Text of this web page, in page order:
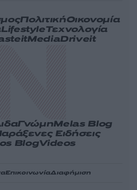
ΠολιτικήΟικονομία
LifestyleΤεχνολογία
MediaDriveit
ΓνώμηMelas Blog
Ειδήσεις
BlogVideos
ΕπικοινωνίαΔιαφήμιση